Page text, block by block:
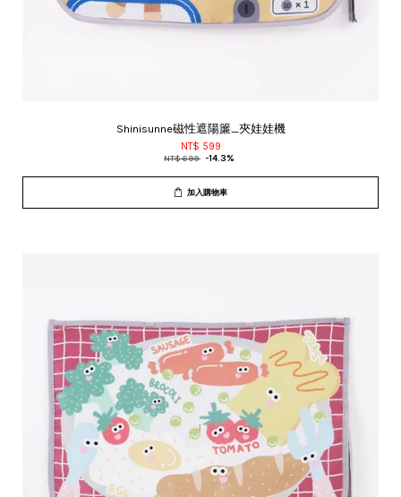
Shinisunne磁性遮陽簾_夾娃娃機
NT$ 599
NT$ 699 -14.3%
加入購物車